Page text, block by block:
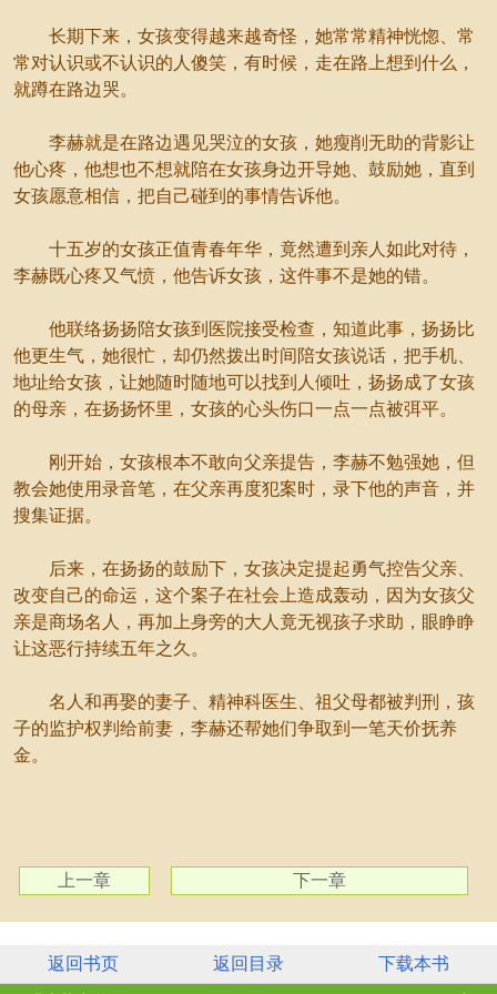
长期下来，女孩变得越来越奇怪，她常常精神恍惚、常
常对认识或不认识的人傻笑，有时候，走在路上想到什么，
就蹲在路边哭。
李赫就是在路边遇见哭泣的女孩，她瘦削无助的背影让
他心疼，他想也不想就陪在女孩身边开导她、鼓励她，直到
女孩愿意相信，把自己碰到的事情告诉他。
十五岁的女孩正值青春年华，竟然遭到亲人如此对待，
李赫既心疼又气愤，他告诉女孩，这件事不是她的错。
他联络扬扬陪女孩到医院接受检查，知道此事，扬扬比
他更生气，她很忙，却仍然拨出时间陪女孩说话，把手机、
地址给女孩，让她随时随地可以找到人倾吐，扬扬成了女孩
的母亲，在扬扬怀里，女孩的心头伤口一点一点被弭平。
刚开始，女孩根本不敢向父亲提告，李赫不勉强她，但
教会她使用录音笔，在父亲再度犯案时，录下他的声音，并
搜集证据。
后来，在扬扬的鼓励下，女孩决定提起勇气控告父亲、
改变自己的命运，这个案子在社会上造成轰动，因为女孩父
亲是商场名人，再加上身旁的大人竟无视孩子求助，眼睁睁
让这恶行持续五年之久。
名人和再娶的妻子、精神科医生、祖父母都被判刑，孩
子的监护权判给前妻，李赫还帮她们争取到一笔天价抚养
金。
上一章 下一章
返回书页 返回目录 下载本书